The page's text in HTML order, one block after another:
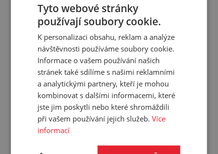
Přehled vlastností
Tloušťka:
8 mm
Šířka:
1000 mm
Délka:
2000 mm
Samolepka:
Ne
Samozhášivost:
Hustota:
150 kg/m³
Tvrdost:
50 °Sh00
Nasákavost vody:
mikroporézní CR
Tyto webové stránky
používají soubory cookie.
K personalizaci obsahu, reklam a analýze
návštěvnosti používáme soubory cookie.
Informace o vašem používání našich
stránek také sdílíme s našimi reklamními
a analytickými partnery, kteří je mohou
kombinovat s dalšími informacemi, které
jste jim poskytli nebo které shromáždili
při vašem používání jejich služeb.Více
informací